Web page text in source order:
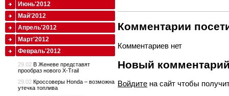
Комментарии
Комментариев нет
Новый
Войдите на сайт чтобы
Июнь'2012
Май'2012
Апрель'2012
Март'2012
Февраль'2012
29.02 В Женеве представят
прообраз нового X-Trail
29.02 Кроссоверы Honda – возможна
утечка топлива